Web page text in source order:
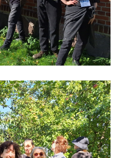
LOCI. Įrengtas Vydūno šviesos
LOCI. Įrengtas kiemo apšvietimas
LOCI. Audio gidas muziejuje
LOCI. Įsigyti rūbų komplektai
LOCI. Atnaujinta interneto svetainė
LOCI. Rengiamas kiemo
LOCI. Rengiamos kiemo edukacinės
SKŪNĖ". Keramikos dirbtuvių
SKŪNĖ". Keramikos
GENIUS LOCI
LOCI. Vydūno šviesos